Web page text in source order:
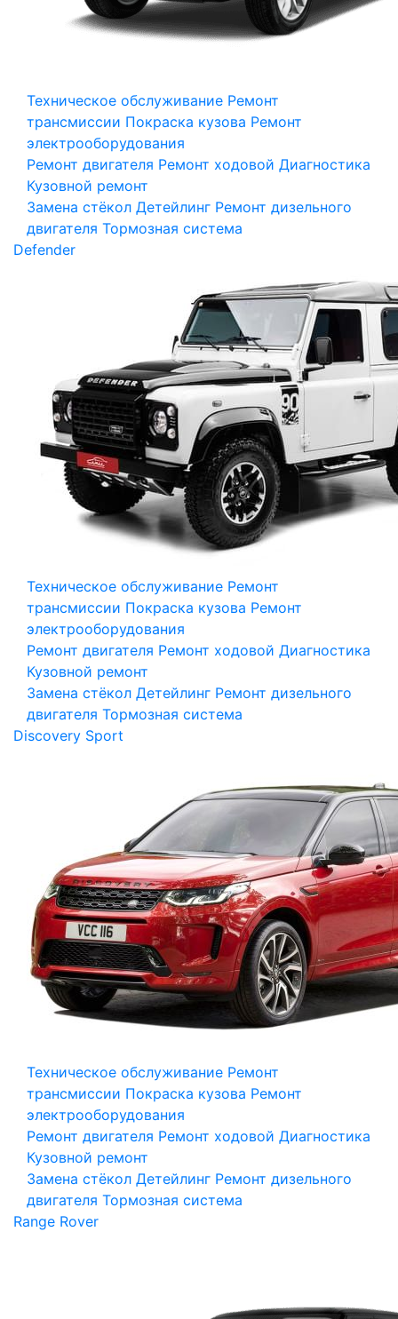
Техническое обслуживание Ремонт
трансмиссии Покраска кузова Ремонт
электрооборудования
Ремонт двигателя Ремонт ходовой Диагностика
Кузовной ремонт
Замена стёкол Детейлинг Ремонт дизельного
двигателя Тормозная система
Defender
Техническое обслуживание Ремонт
трансмиссии Покраска кузова Ремонт
электрооборудования
Ремонт двигателя Ремонт ходовой Диагностика
Кузовной ремонт
Замена стёкол Детейлинг Ремонт дизельного
двигателя Тормозная система
Discovery Sport
Техническое обслуживание Ремонт
трансмиссии Покраска кузова Ремонт
электрооборудования
Ремонт двигателя Ремонт ходовой Диагностика
Кузовной ремонт
Замена стёкол Детейлинг Ремонт дизельного
двигателя Тормозная система
Range Rover